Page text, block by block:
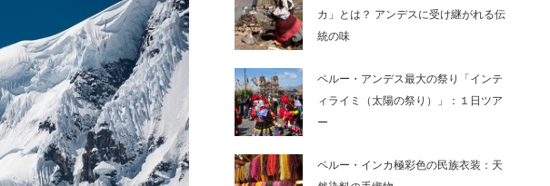
カ」とは？ アンデスに受け継がれる伝
統の味
ペルー・アンデス最大の祭り「インテ
ィライミ（太陽の祭り）」：１日ツア
ー
ペルー・インカ極彩色の民族衣装：天